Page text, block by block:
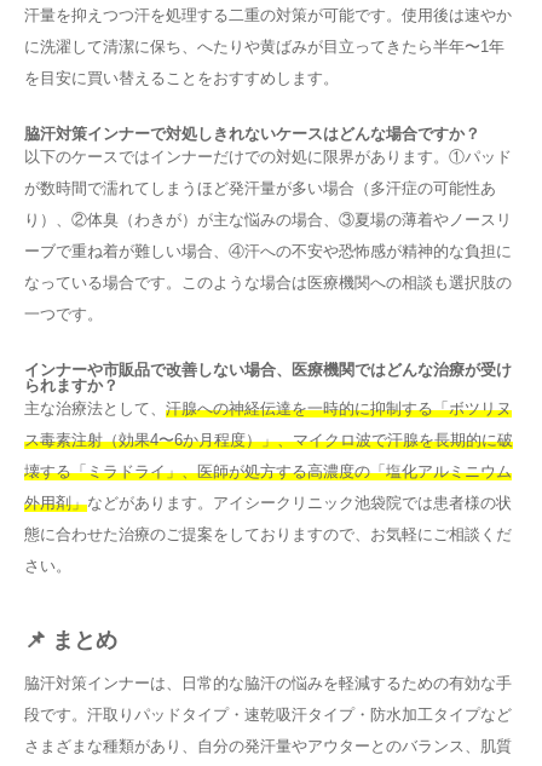
汗量を抑えつつ汗を処理する二重の対策が可能です。使用後は速やか
に洗濯して清潔に保ち、へたりや黄ばみが目立ってきたら半年〜1年
を目安に買い替えることをおすすめします。
脇汗対策インナーで対処しきれないケースはどんな場合ですか？
以下のケースではインナーだけでの対処に限界があります。①パッド
が数時間で濡れてしまうほど発汗量が多い場合（多汗症の可能性あ
り）、②体臭（わきが）が主な悩みの場合、③夏場の薄着やノースリ
ーブで重ね着が難しい場合、④汗への不安や恐怖感が精神的な負担に
なっている場合です。このような場合は医療機関への相談も選択肢の
一つです。
インナーや市販品で改善しない場合、医療機関ではどんな治療が受け
られますか？
主な治療法として、 汗腺への神経伝達を一時的に抑制する「ボツリヌ
ス毒素注射（効果4〜6か月程度）」、マイクロ波で汗腺を長期的に破
壊する「ミラドライ」、医師が処方する高濃度の「塩化アルミニウム
外用剤」などがあります。アイシークリニック池袋院では患者様の状
態に合わせた治療のご提案をしておりますので、お気軽にご相談くだ
さい。
📌 まとめ
脇汗対策インナーは、日常的な脇汗の悩みを軽減するための有効な手
段です。汗取りパッドタイプ・速乾吸汗タイプ・防水加工タイプなど
さまざまな種類があり、自分の発汗量やアウターとのバランス、肌質